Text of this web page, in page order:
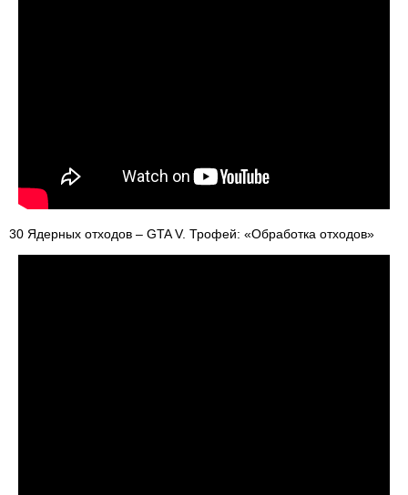
30 Ядерных отходов – GTA V. Трофей: «Обработка отходов»